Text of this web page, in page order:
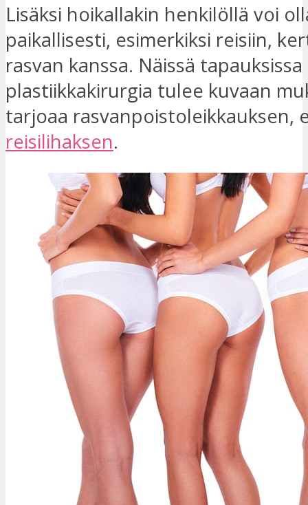
Lisäksi hoikallakin henkilöllä voi
paikallisesti, esimerkiksi reisiin,
rasvan kanssa. Näissä
plastiikkakirurgia tulee kuvaan
tarjoaa rasvanpoistoleikkauksen,
reisilihaksen.